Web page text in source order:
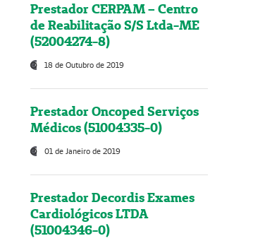
Prestador CERPAM – Centro
de Reabilitação S/S Ltda-ME
(52004274-8)
18 de Outubro de 2019
Prestador Oncoped Serviços
Médicos (51004335-0)
01 de Janeiro de 2019
Prestador Decordis Exames
Cardiológicos LTDA
(51004346-0)